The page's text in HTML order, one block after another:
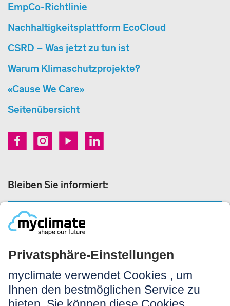
EmpCo-Richtlinie
Nachhaltigkeitsplattform EcoCloud
CSRD – Was jetzt zu tun ist
Warum Klimaschutzprojekte?
«Cause We Care»
Seitenübersicht
Bleiben Sie informiert:
Rechtliches:
Impressum